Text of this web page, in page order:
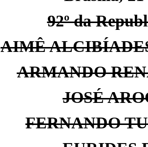
92º da
AIMÊ
ARMANDO
JOSÉ
FERNANDO